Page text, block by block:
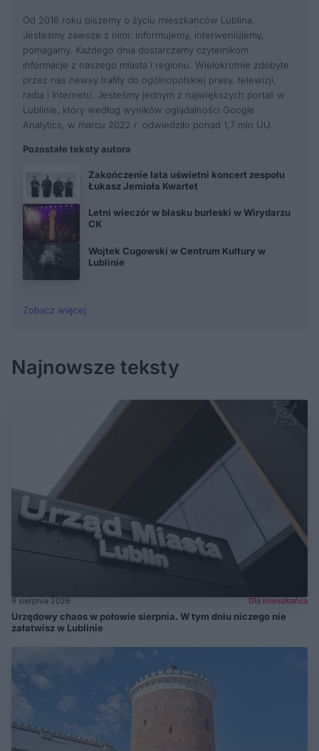
Od 2016 roku piszemy o życiu mieszkańców Lublina.
Jesteśmy zawsze z nimi: informujemy, interweniujemy,
pomagamy. Każdego dnia dostarczamy czytelnikom
informacje z naszego miasta i regionu. Wielokrotnie zdobyte
przez nas newsy trafiły do ogólnopolskiej prasy, telewizji,
radia i Internetu. Jesteśmy jednym z największych portali w
Lublinie, który według wyników oglądalności Google
Analytics, w marcu 2022 r. odwiedziło ponad 1,7 mln UU.
Pozostałe teksty autora
Zakończenie lata uświetni koncert zespołu
Łukasz Jemioła Kwartet
Letni wieczór w blasku burleski w Wirydarzu
CK
Wojtek Cugowski w Centrum Kultury w
Lublinie
Zobacz więcej
Najnowsze teksty
9 sierpnia 2026 Dla mieszkańca
Urzędowy chaos w połowie sierpnia. W tym dniu niczego nie
załatwisz w Lublinie